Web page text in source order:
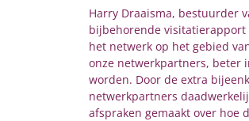
Harry Draaisma, bestuurder
bijbehorende visitatierapport
het netwerk op het gebied
onze netwerkpartners, beter
worden. Door de extra
netwerkpartners
afspraken gemaakt over hoe